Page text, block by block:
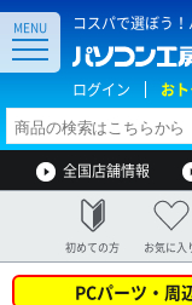
コスパで選ぼう！
ログイン お
MENU
全国店舗情報
初めての方 お気に入
PCパーツ・周